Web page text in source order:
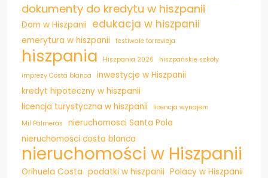
dokumenty do kredytu w hiszpanii
Dom w Hiszpanii edukacja w hiszpanii
emerytura w hiszpanii festiwale torrevieja
hiszpania Hiszpania 2026
hiszpańskie szkoły
imprezy Costa blanca
inwestycje w Hiszpanii
kredyt hipoteczny w hiszpanii
licencja turystyczna w hiszpanii
licencja wynajem
Mil Palmeras
nieruchomosci Santa Pola
nieruchomości costa blanca
nieruchomości w Hiszpanii
Orihuela Costa podatki w hiszpanii Polacy w Hiszpanii